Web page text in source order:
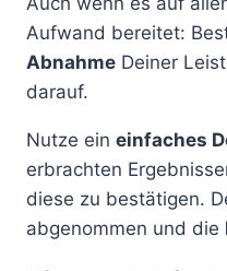
Aufwand bereitet:
Abnahme Deiner
darauf.
Nutze ein einfaches
erbrachten
diese zu bestätigen.
abgenommen und die